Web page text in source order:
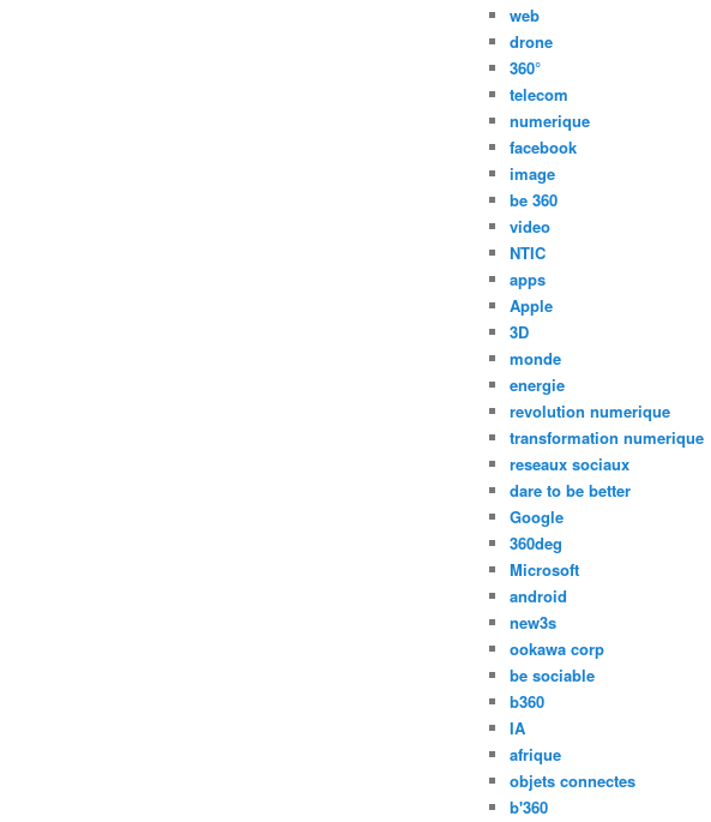
web
drone
360°
telecom
numerique
facebook
image
be 360
video
NTIC
apps
Apple
3D
monde
energie
revolution numerique
transformation numerique
reseaux sociaux
dare to be better
Google
360deg
Microsoft
android
new3s
ookawa corp
be sociable
b360
IA
afrique
objets connectes
b'360